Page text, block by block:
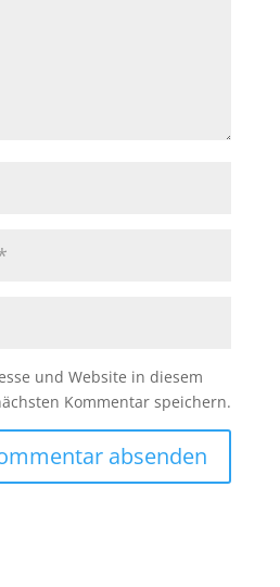
und Website in diesem
Kommentar speichern.